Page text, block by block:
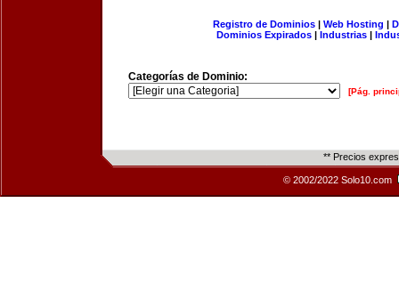
Registro de Dominios| Web Hosting |
Dominios Expirados | Industrias |
Categorías de Dominio:
[Pág.
** Precios
© 2002/2022 Solo10.com